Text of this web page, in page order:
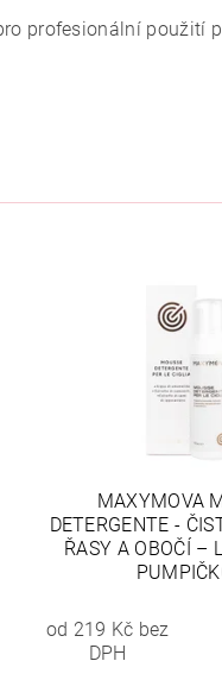
profesionální použití
MAXYMOVA
DETERGENTE -
ŘASY A OBOČÍ –
od 219 Kč bez
DPH